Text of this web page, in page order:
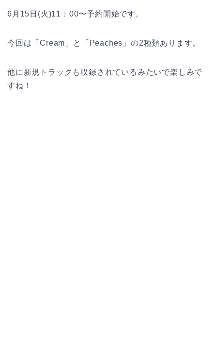
6月15日(火)11：00〜予約開始です。
今回は「Cream」と「Peaches」の2種類あります。
他に新規トラックも収録されているみたいで楽しみで
すね！